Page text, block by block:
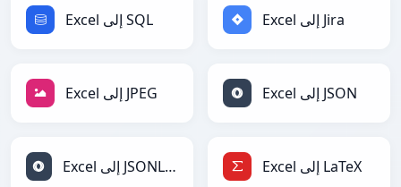
Excel إلى SQL Excel إلى Jira
Excel إلى JPEG Excel إلى JSON
Excel إلى JSONLines Excel إلى LaTeX